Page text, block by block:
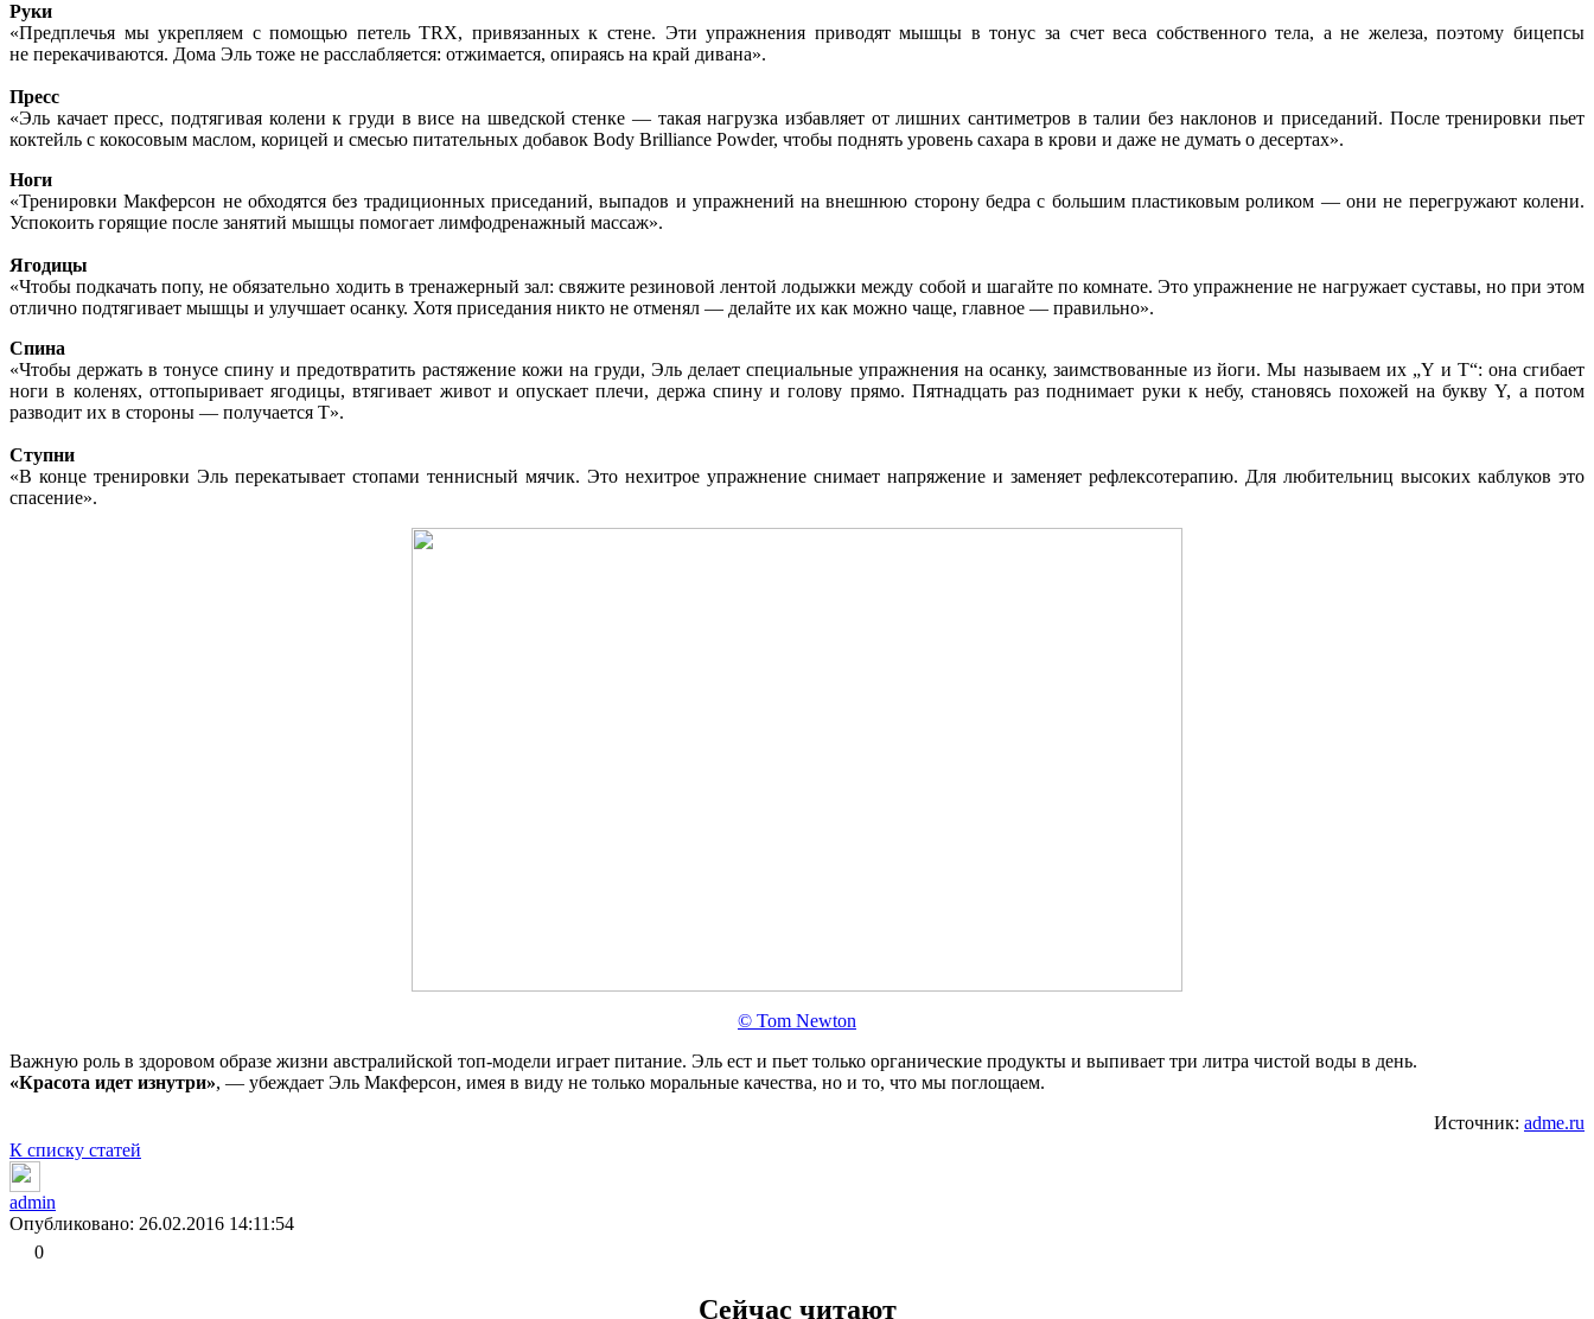
Руки
«Предплечья мы укрепляем с помощью петель TRX, привязанных к стене. Эти упражнения приводят мышцы в тонус за счет веса собственного тела, а не железа, поэтому бицепсы
не перекачиваются. Дома Эль тоже не расслабляется: отжимается, опираясь на край дивана».
Пресс
«Эль качает пресс, подтягивая колени к груди в висе на шведской стенке — такая нагрузка избавляет от лишних сантиметров в талии без наклонов и приседаний. После тренировки пьет
коктейль с кокосовым маслом, корицей и смесью питательных добавок Body Brilliance Powder, чтобы поднять уровень сахара в крови и даже не думать о десертах».
Ноги
«Тренировки Макферсон не обходятся без традиционных приседаний, выпадов и упражнений на внешнюю сторону бедра с большим пластиковым роликом — они не перегружают колени.
Успокоить горящие после занятий мышцы помогает лимфодренажный массаж».
Ягодицы
«Чтобы подкачать попу, не обязательно ходить в тренажерный зал: свяжите резиновой лентой лодыжки между собой и шагайте по комнате. Это упражнение не нагружает суставы, но при этом
отлично подтягивает мышцы и улучшает осанку. Хотя приседания никто не отменял — делайте их как можно чаще, главное — правильно».
Спина
«Чтобы держать в тонусе спину и предотвратить растяжение кожи на груди, Эль делает специальные упражнения на осанку, заимствованные из йоги. Мы называем их „Y и T“: она сгибает
ноги в коленях, оттопыривает ягодицы, втягивает живот и опускает плечи, держа спину и голову прямо. Пятнадцать раз поднимает руки к небу, становясь похожей на букву Y, а потом
разводит их в стороны — получается T».
Ступни
«В конце тренировки Эль перекатывает стопами теннисный мячик. Это нехитрое упражнение снимает напряжение и заменяет рефлексотерапию. Для любительниц высоких каблуков это
спасение».
© Tom Newton
Важную роль в здоровом образе жизни австралийской топ-модели играет питание. Эль ест и пьет только органические продукты и выпивает три литра чистой воды в день.
«Красота идет изнутри», — убеждает Эль Макферсон, имея в виду не только моральные качества, но и то, что мы поглощаем.
Источник: adme.ru
К списку статей
admin
Опубликовано: 26.02.2016 14:11:54
0
Сейчас читают